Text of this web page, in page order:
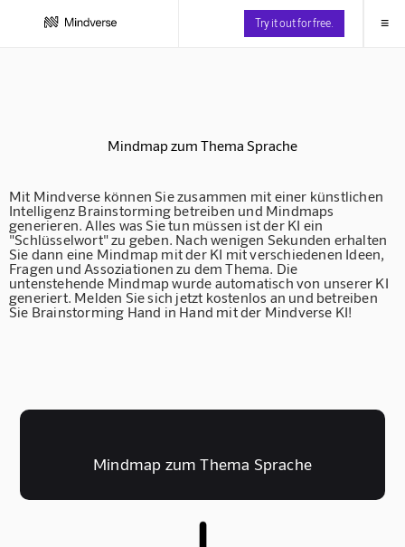
Try it out for free. ≡
Mindmap zum Thema Sprache
Mit Mindverse können Sie zusammen mit einer künstlichen
Intelligenz Brainstorming betreiben und Mindmaps
generieren. Alles was Sie tun müssen ist der KI ein
"Schlüsselwort" zu geben. Nach wenigen Sekunden erhalten
Sie dann eine Mindmap mit der KI mit verschiedenen Ideen,
Fragen und Assoziationen zu dem Thema. Die
untenstehende Mindmap wurde automatisch von unserer KI
generiert. Melden Sie sich jetzt kostenlos an und betreiben
Sie Brainstorming Hand in Hand mit der Mindverse KI!
Mindmap zum Thema Sprache